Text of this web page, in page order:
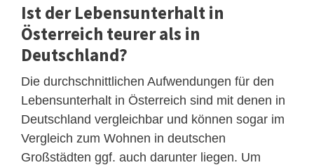
Ist der Lebensunterhalt in
Österreich teurer als in
Deutschland?
Die durchschnittlichen Aufwendungen für den
Lebensunterhalt in Österreich sind mit denen in
Deutschland vergleichbar und können sogar im
Vergleich zum Wohnen in deutschen
Großstädten ggf. auch darunter liegen. Um